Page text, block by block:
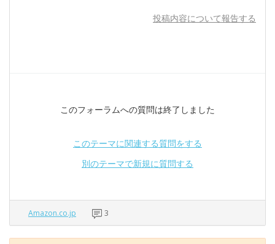
投稿内容について報告する
このフォーラムへの質問は終了しました
このテーマに関連する質問をする
別のテーマで新規に質問する
Amazon.co.jp 3